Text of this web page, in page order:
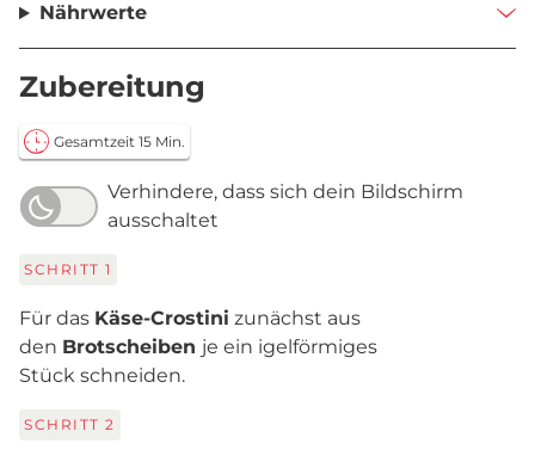
Nährwerte
Zubereitung
Gesamtzeit 15 Min.
Verhindere, dass sich dein Bildschirm
ausschaltet
SCHRITT 1
Für das Käse-Crostini zunächst aus
den Brotscheiben je ein igelförmiges
Stück schneiden.
SCHRITT 2